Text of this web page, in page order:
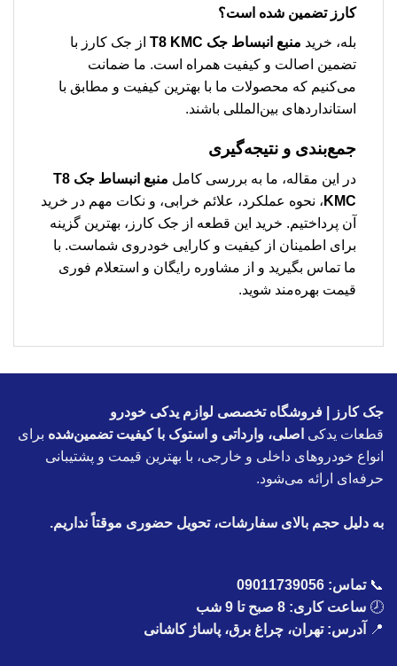
کارز تضمین شده است؟
بله، خرید منبع انبساط جک T8 KMC
از جک کارز با
تضمین اصالت و کیفیت همراه است. ما ضمانت
می‌کنیم که محصولات ما با بهترین کیفیت و مطابق با
استانداردهای بین‌المللی باشند.
جمع‌بندی و نتیجه‌گیری
در این مقاله، ما به بررسی کامل
منبع انبساط جک T8
KMC ، نحوه عملکرد، علائم خرابی، و نکات مهم در خرید
آن پرداختیم. خرید این قطعه از جک کارز، بهترین گزینه
برای اطمینان از کیفیت و کارایی خودروی شماست. با
ما تماس بگیرید و از مشاوره رایگان و استعلام فوری
قیمت بهره‌مند شوید.
جک کارز | فروشگاه تخصصی لوازم یدکی خودرو
قطعات یدکی اصلی، وارداتی و استوک با کیفیت تضمین‌شده برای
انواع خودروهای داخلی و خارجی، با بهترین قیمت و پشتیبانی
حرفه‌ای ارائه می‌شود.
به دلیل حجم بالای سفارشات، تحویل حضوری موقتاً نداریم.
📞تماس: 09011739056
🕗 ساعت کاری: 8 صبح تا 9 شب
📍
آدرس: تهران، چراغ برق، پاساژ کاشانی